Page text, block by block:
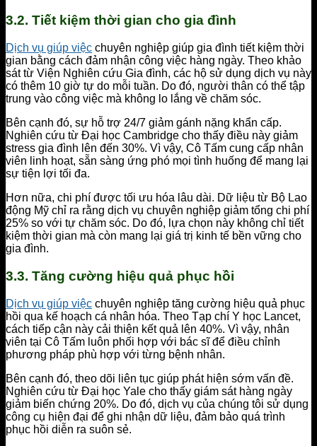
3.2. Tiết kiệm thời gian cho gia đình
Dịch vụ giúp việc chuyên nghiệp giúp gia đình tiết kiệm thời
gian bằng cách đảm nhận công việc hàng ngày. Theo khảo
sát từ Viện Nghiên cứu Gia đình, các hộ sử dụng dịch vụ này
có thêm 10 giờ tự do mỗi tuần. Do đó, người thân có thể tập
trung vào công việc mà không lo lắng về chăm sóc.
Bên cạnh đó, sự hỗ trợ 24/7 giảm gánh nặng khẩn cấp.
Nghiên cứu từ Đại học Cambridge cho thấy điều này giảm
stress gia đình lên đến 30%. Vì vậy, Cô Tấm cung cấp nhân
viên linh hoạt, sẵn sàng ứng phó mọi tình huống để mang lại
sự tiện lợi tối đa.
Hơn nữa, chi phí được tối ưu hóa lâu dài. Dữ liệu từ Bộ Lao
động Mỹ chỉ ra rằng dịch vụ chuyên nghiệp giảm tổng chi phí
25% so với tự chăm sóc. Do đó, lựa chọn này không chỉ tiết
kiệm thời gian mà còn mang lại giá trị kinh tế bền vững cho
gia đình.
3.3. Tăng cường hiệu quả phục hồi
Dịch vụ giúp việc chuyên nghiệp tăng cường hiệu quả phục
hồi qua kế hoạch cá nhân hóa. Theo Tạp chí Y học Lancet,
cách tiếp cận này cải thiện kết quả lên 40%. Vì vậy, nhân
viên tại Cô Tấm luôn phối hợp với bác sĩ để điều chỉnh
phương pháp phù hợp với từng bệnh nhân.
Bên cạnh đó, theo dõi liên tục giúp phát hiện sớm vấn đề.
Nghiên cứu từ Đại học Yale cho thấy giám sát hàng ngày
giảm biến chứng 20%. Do đó, dịch vụ của chúng tôi sử dụng
công cụ hiện đại để ghi nhận dữ liệu, đảm bảo quá trình
phục hồi diễn ra suôn sẻ.